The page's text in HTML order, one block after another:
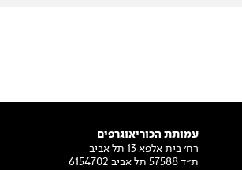
עמותת הכוריאוגרפים
רח׳ בית אלפא 13 תל אביב
ת״ד 57588 תל אביב 6154702